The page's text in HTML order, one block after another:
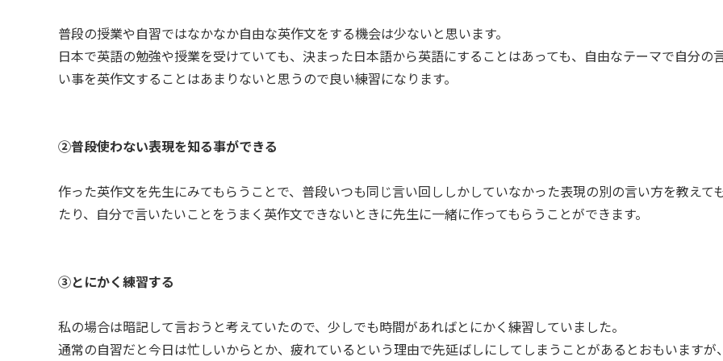
普段の授業や自習ではなかなか自由な英作文をする機会は少ないと思います。
日本で英語の勉強や授業を受けていても、決まった日本語から英語にすることはあっても、自由なテーマで自分の
い事を英作文することはあまりないと思うので良い練習になります。
②普段使わない表現を知る事ができる
作った英作文を先生にみてもらうことで、普段いつも同じ言い回ししかしていなかった表現の別の言い方を教えて
たり、自分で言いたいことをうまく英作文できないときに先生に一緒に作ってもらうことができます。
③とにかく練習する
私の場合は暗記して言おうと考えていたので、少しでも時間があればとにかく練習していました。
通常の自習だと今日は忙しいからとか、疲れているという理由で先延ばしにしてしまうことがあるとおもいますが